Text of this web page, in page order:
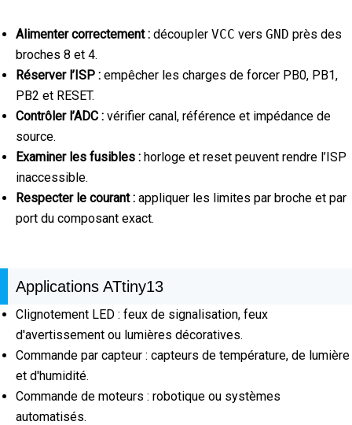
Alimenter correctement : découpler VCC vers GND près des
broches 8 et 4.
Réserver l’ISP : empêcher les charges de forcer PB0, PB1,
PB2 et RESET.
Contrôler l’ADC : vérifier canal, référence et impédance de
source.
Examiner les fusibles : horloge et reset peuvent rendre l’ISP
inaccessible.
Respecter le courant : appliquer les limites par broche et par
port du composant exact.
Applications ATtiny13
Clignotement LED : feux de signalisation, feux
d'avertissement ou lumières décoratives.
Commande par capteur : capteurs de température, de lumière
et d'humidité.
Commande de moteurs : robotique ou systèmes
automatisés.